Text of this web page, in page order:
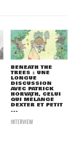
BENEATH THE
TREES : UNE
LONGUE
DISCUSSION
AVEC PATRICK
HORVATH, CELUI
QUI MÉLANGE
DEXTER ET PETIT
...
INTERVIEW